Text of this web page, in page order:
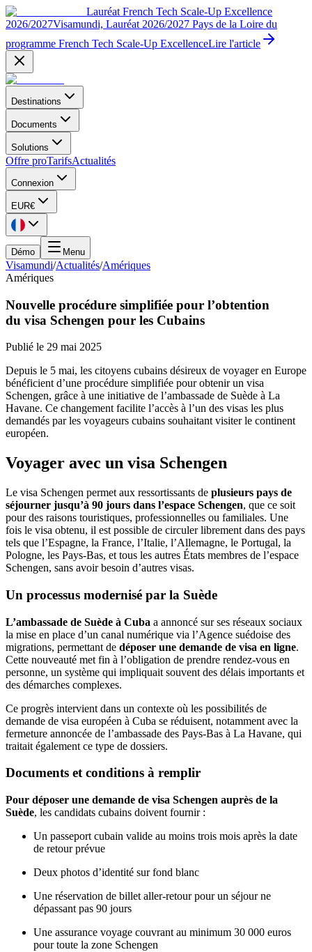
Lauréat French Tech Scale-Up Excellence
2026/2027Visamundi, Lauréat 2026/2027 Pays de la Loire du
programme French Tech Scale-Up ExcellenceLire l'article
Destinations
Documents
Solutions
Offre proTarifsActualités
Connexion
EUR€
Démo Menu
Visamundi/Actualités/Amériques
Amériques
Nouvelle procédure simplifiée pour l’obtention
du visa Schengen pour les Cubains
Publié le 29 mai 2025
Depuis le 5 mai, les citoyens cubains désireux de voyager en Europe
bénéficient d’une procédure simplifiée pour obtenir un visa
Schengen, grâce à une initiative de l’ambassade de Suède à La
Havane. Ce changement facilite l’accès à l’un des visas les plus
demandés par les voyageurs cubains souhaitant visiter le continent
européen.
Voyager avec un visa Schengen
Le visa Schengen permet aux ressortissants de plusieurs pays de
séjourner jusqu’à 90 jours dans l’espace Schengen, que ce soit
pour des raisons touristiques, professionnelles ou familiales. Une
fois le visa obtenu, il est possible de circuler librement dans des pays
tels que l’Espagne, la France, l’Italie, l’Allemagne, le Portugal, la
Pologne, les Pays-Bas, et tous les autres États membres de l’espace
Schengen, sans avoir besoin d’autres visas.
Un processus modernisé par la Suède
L’ambassade de Suède à Cuba a annoncé sur ses réseaux sociaux
la mise en place d’un canal numérique via l’Agence suédoise des
migrations, permettant de déposer une demande de visa en ligne.
Cette nouveauté met fin à l’obligation de prendre rendez-vous en
personne, un système qui impliquait souvent des délais importants et
des démarches complexes.
Ce progrès intervient dans un contexte où les possibilités de
demande de visa européen à Cuba se réduisent, notamment avec la
fermeture annoncée de l’ambassade des Pays-Bas à La Havane, qui
traitait également ce type de dossiers.
Documents et conditions à remplir
Pour déposer une demande de visa Schengen auprès de la
Suède, les candidats cubains doivent fournir :
Un passeport cubain valide au moins trois mois après la date
de retour prévue
Deux photos d’identité sur fond blanc
Une réservation de billet aller-retour pour un séjour ne
dépassant pas 90 jours
Une assurance voyage couvrant au minimum 30 000 euros
pour toute la zone Schengen